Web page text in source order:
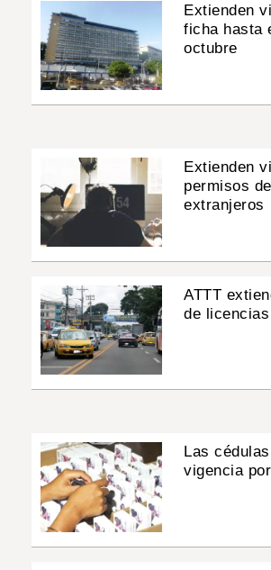
Extienden
ficha hasta
octubre
Extienden
permisos
extranjeros
ATTT
de
Las
vigencia